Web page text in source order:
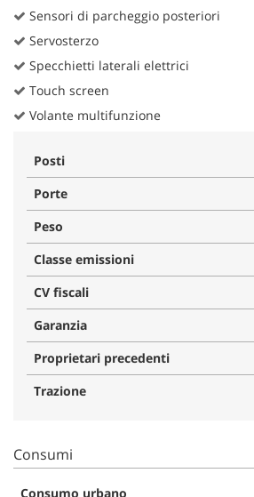
Sensori di parcheggio posteriori
Servosterzo
Specchietti laterali elettrici
Touch screen
Volante multifunzione
Posti
Porte
Peso
Classe emissioni
CV fiscali
Garanzia
Proprietari precedenti
Trazione
Consumi
Consumo urbano